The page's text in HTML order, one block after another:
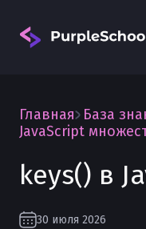
Главная База
JavaScript
keys() в
30 июля 2026